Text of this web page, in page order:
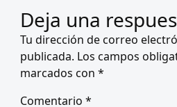
Deja una
Tu dirección de correo
publicada. Los campos
marcados con *
Comentario *